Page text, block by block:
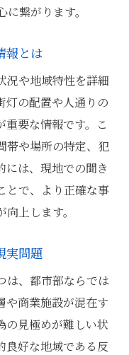
繋がります。
報とは
況や地域特性を詳細
灯の配置や人通りの
重要な情報です。こ
帯や場所の特定、犯
には、現地での聞き
とで、より正確な事
上します。
実問題
は、都市部ならでは
や商業施設が混在す
の見極めが難しい状
良好な地域である反